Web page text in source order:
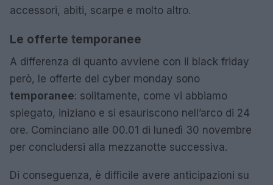
accessori, abiti, scarpe e molto altro.
Le offerte temporanee
A differenza di quanto avviene con il black friday
però, le offerte del cyber monday sono
temporanee: solitamente, come vi abbiamo
spiegato, iniziano e si esauriscono nell’arco di 24
ore. Cominciano alle 00.01 di lunedì 30 novembre
per concludersi alla mezzanotte successiva.
Di conseguenza, è difficile avere anticipazioni su